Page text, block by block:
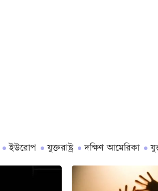
ইউরোপ যুক্তরাষ্ট্র দক্ষিণ আমেরিকা